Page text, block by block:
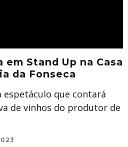
em Stand Up na Casa
da Fonseca
que contará
de vinhos do produtor de